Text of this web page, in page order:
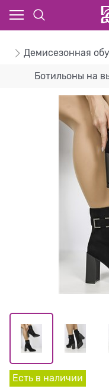
Демисезонная
Ботильоны на
Есть в наличии